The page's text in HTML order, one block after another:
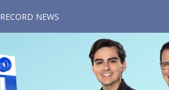
RECORD NEWS